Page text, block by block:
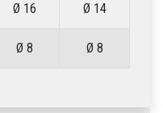
Ø 16 Ø 14
Ø 8 Ø 8